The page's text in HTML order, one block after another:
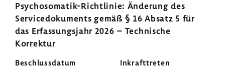
Psychosomatik-​Richtlinie: Ände­rung des
Servi­ce­do­ku­ments gemäß § 16 Absatz 5 für
das Erfas­sungs­jahr 2026 – Tech­ni­sche
Korrektur